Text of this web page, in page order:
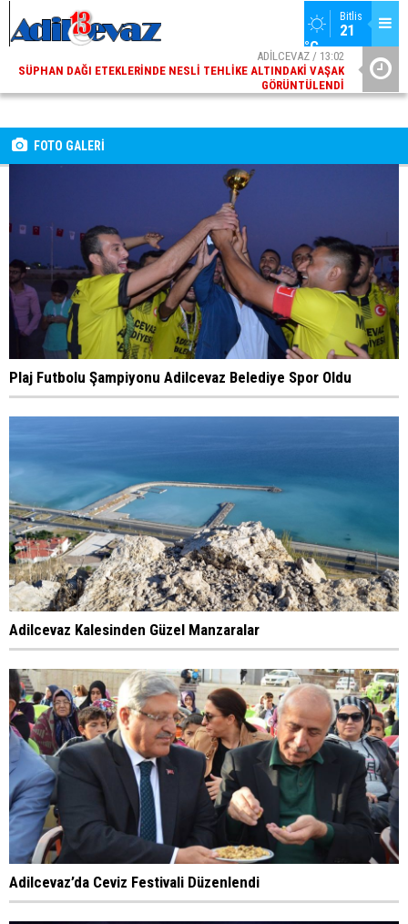
Bitlis
21
°C
ADİLCEVAZ / 13:02
SÜPHAN DAĞI ETEKLERINDE NESLI TEHLIKE ALTINDAKI VAŞAK
GÖRÜNTÜLENDI
ADİLCEVAZ / 09:10
FOTO GALERİ
Plaj Futbolu Şampiyonu Adilcevaz Belediye Spor Oldu
Adilcevaz Kalesinden Güzel Manzaralar
Adilcevaz’da Ceviz Festivali Düzenlendi